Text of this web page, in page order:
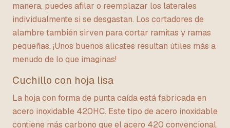
manera, puedes afilar o reemplazar los laterales
individualmente si se desgastan. Los cortadores de
alambre también sirven para cortar ramitas y ramas
pequeñas. ¡Unos buenos alicates resultan útiles más a
menudo de lo que imaginas!
Cuchillo con hoja lisa
La hoja con forma de punta caída está fabricada en
acero inoxidable 420HC. Este tipo de acero inoxidable
contiene más carbono que el acero 420 convencional.